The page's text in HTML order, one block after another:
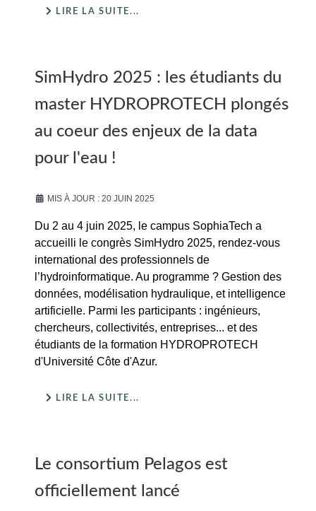
LIRE LA SUITE...
SimHydro 2025 : les étudiants du
master HYDROPROTECH plongés
au coeur des enjeux de la data
pour l'eau !
MIS À JOUR : 20 JUIN 2025
Du 2 au 4 juin 2025, le campus SophiaTech a
accueilli le congrès SimHydro 2025, rendez-vous
international des professionnels de
l’hydroinformatique. Au programme ? Gestion des
données, modélisation hydraulique, et intelligence
artificielle. Parmi les participants : ingénieurs,
chercheurs, collectivités, entreprises... et des
étudiants de la formation HYDROPROTECH
d'Université Côte d'Azur.
LIRE LA SUITE...
Le consortium Pelagos est
officiellement lancé